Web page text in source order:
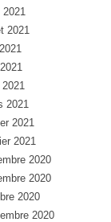
2021
2021
2021
2021
2021
2020
2020
2020
2020